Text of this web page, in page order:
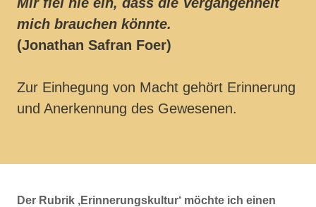
mich brauchen könnte.
(Jonathan Safran Foer)
Zur Einhegung von Macht gehört Erinnerung
und Anerkennung des Gewesenen.
Der Rubrik ‚Erinnerungskultur‘ möchte ich einen